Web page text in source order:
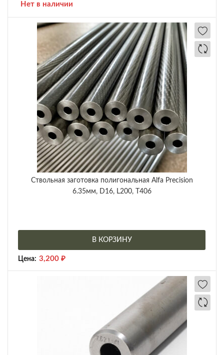
Нет в наличии
Ствольная заготовка полигональная Alfa Precision
6.35мм, D16, L200, T406
В КОРЗИНУ
Цена: 3,200 ₽